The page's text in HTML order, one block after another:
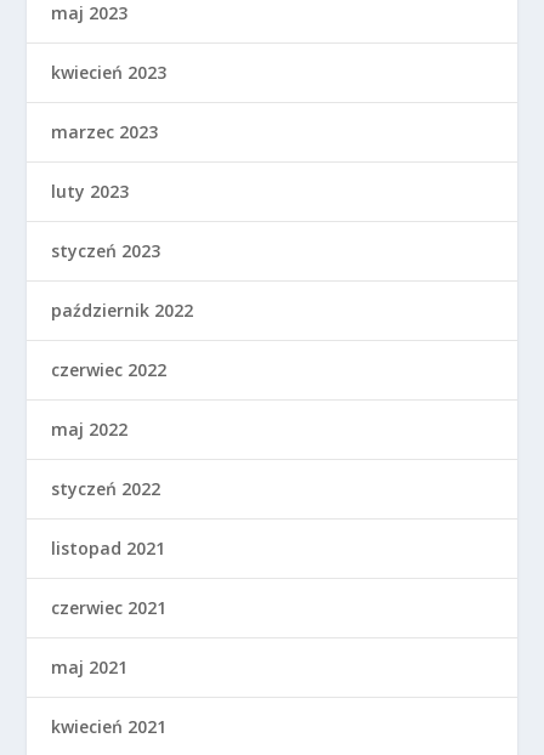
maj 2023
kwiecień 2023
marzec 2023
luty 2023
styczeń 2023
październik 2022
czerwiec 2022
maj 2022
styczeń 2022
listopad 2021
czerwiec 2021
maj 2021
kwiecień 2021